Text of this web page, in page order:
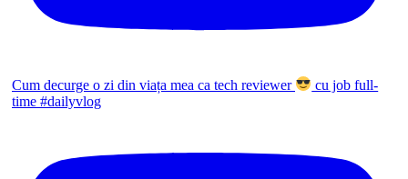
Cum decurge o zi din viața mea ca tech reviewer
cu job full-
time #dailyvlog